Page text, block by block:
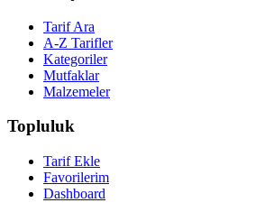
Tarif Ara
A-Z Tarifler
Kategoriler
Mutfaklar
Malzemeler
Topluluk
Tarif Ekle
Favorilerim
Dashboard